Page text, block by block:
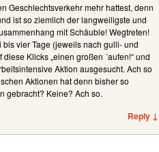
Geschlechtsverkehr mehr hattest, denn
ist so ziemlich der langweiligste und
mit Schäuble! Wegtreten!
vier Tage (jeweils nach gulli- und
Klicks „einen großen ´aufen!“ und
Aktion ausgesucht. Ach so
Aktionen hat denn bisher so
gebracht? Keine? Ach so.
Reply ↓